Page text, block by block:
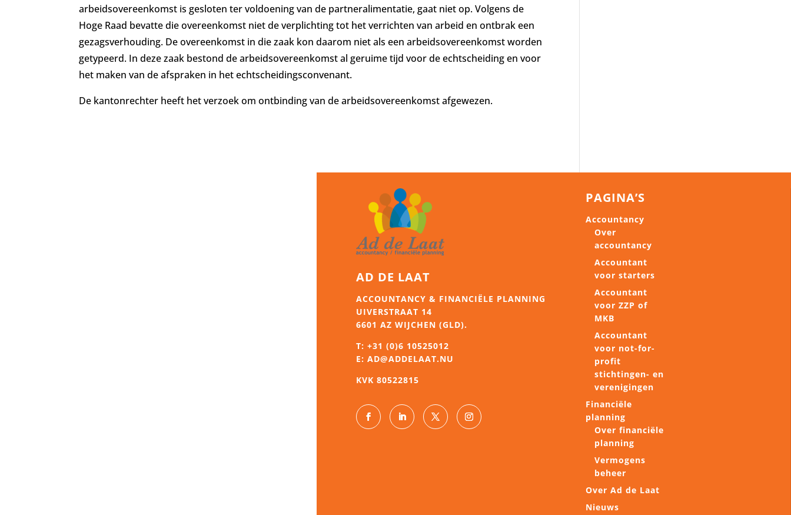
arbeidsovereenkomst is gesloten ter voldoening van de partneralimentatie, gaat niet op. Volgens de
Hoge Raad bevatte die overeenkomst niet de verplichting tot het verrichten van arbeid en ontbrak een
gezagsverhouding. De overeenkomst in die zaak kon daarom niet als een arbeidsovereenkomst worden
getypeerd. In deze zaak bestond de arbeidsovereenkomst al geruime tijd voor de echtscheiding en voor
het maken van de afspraken in het echtscheidingsconvenant.
De kantonrechter heeft het verzoek om ontbinding van de arbeidsovereenkomst afgewezen.
AD DE LAAT
ACCOUNTANCY & FINANCIËLE PLANNING
UIVERSTRAAT 14
6601 AZ WIJCHEN (GLD).
T: +31 (0)6 10525012
E: AD@ADDELAAT.NU
KVK 80522815
PAGINA’S
Accountancy
Over
accountancy
Accountant
voor starters
Accountant
voor ZZP of
MKB
Accountant
voor not-for-
profit
stichtingen- en
verenigingen
Financiële
planning
Over financiële
planning
Vermogens
beheer
Over Ad de Laat
Nieuws